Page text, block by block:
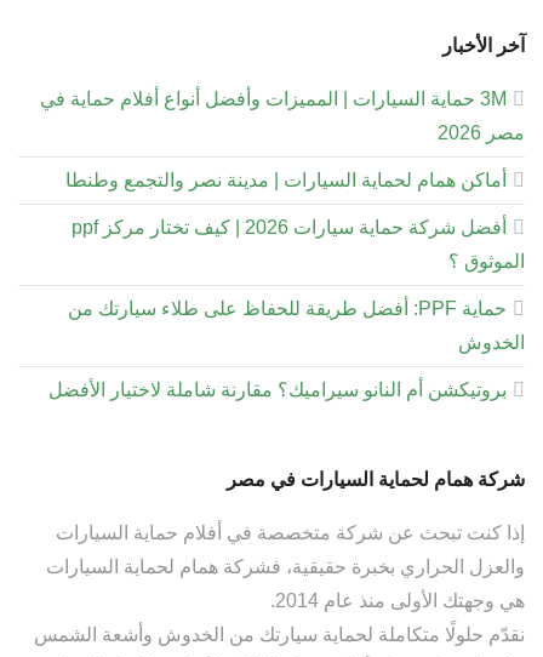
آخر الأخبار
3M حماية السيارات | المميزات وأفضل أنواع أفلام حماية في
مصر 2026
أماكن همام لحماية السيارات | مدينة نصر والتجمع وطنطا
أفضل شركة حماية سيارات 2026 | كيف تختار مركز ppf
الموثوق ؟
حماية PPF: أفضل طريقة للحفاظ على طلاء سيارتك من
الخدوش
بروتيكشن أم النانو سيراميك؟ مقارنة شاملة لاختيار الأفضل
شركة همام لحماية السيارات في مصر
إذا كنت تبحث عن شركة متخصصة في أفلام حماية السيارات
والعزل الحراري بخبرة حقيقية، فشركة همام لحماية السيارات
هي وجهتك الأولى منذ عام 2014.
نقدّم حلولًا متكاملة لحماية سيارتك من الخدوش وأشعة الشمس